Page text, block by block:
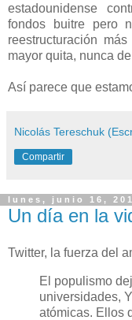
estadounidense
fondos buitre pero
reestructuración
mayor quita, nunca
Así parece que
Nicolás Tereschuk
Compartir
lunes, junio 16,
Un día en la
Twitter, la fuerza del
El populismo
universidades,
atómicas. Ellos